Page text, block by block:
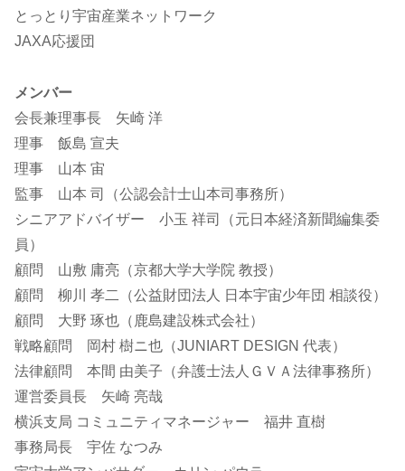
とっとり宇宙産業ネットワーク
JAXA応援団
メンバー
会長兼理事長 矢崎 洋
理事 飯島 宣夫
理事 山本 宙
監事 山本 司（公認会計士山本司事務所）
シニアアドバイザー 小玉 祥司（元日本経済新聞編集委
員）
顧問 山敷 庸亮（京都大学大学院 教授）
顧問 柳川 孝二（公益財団法人 日本宇宙少年団 相談役）
顧問 大野 琢也（鹿島建設株式会社）
戦略顧問 岡村 樹ニ也（JUNIART DESIGN 代表）
法律顧問 本間 由美子（弁護士法人ＧＶＡ法律事務所）
運営委員長 矢崎 亮哉
横浜支局 コミュニティマネージャー 福井 直樹
事務局長 宇佐 なつみ